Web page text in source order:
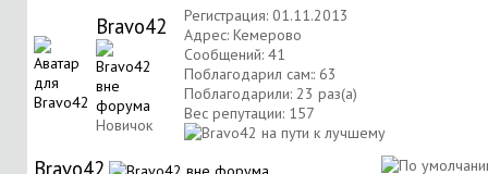
Bravo42
Новичок
Регистрация: 01.11.2013
Адрес: Кемерово
Сообщений: 41
Поблагодарил сам:: 63
Поблагодарили: 23 раз(а)
Вес репутации: 157
Bravo42